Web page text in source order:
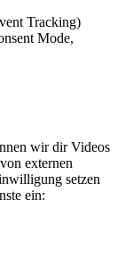
Tracking)
Mode,
wir dir Videos
externen
setzen
ein: